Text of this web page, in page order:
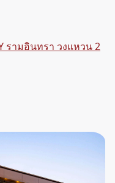
รามอินทรา วงแหวน 2